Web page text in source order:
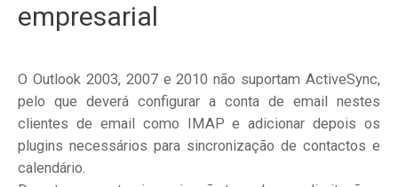
empresarial
O Outlook 2003, 2007 e 2010 não suportam ActiveSync,
pelo que deverá configurar a conta de email nestes
clientes de email como IMAP e adicionar depois os
plugins necessários para sincronização de contactos e
calendário.